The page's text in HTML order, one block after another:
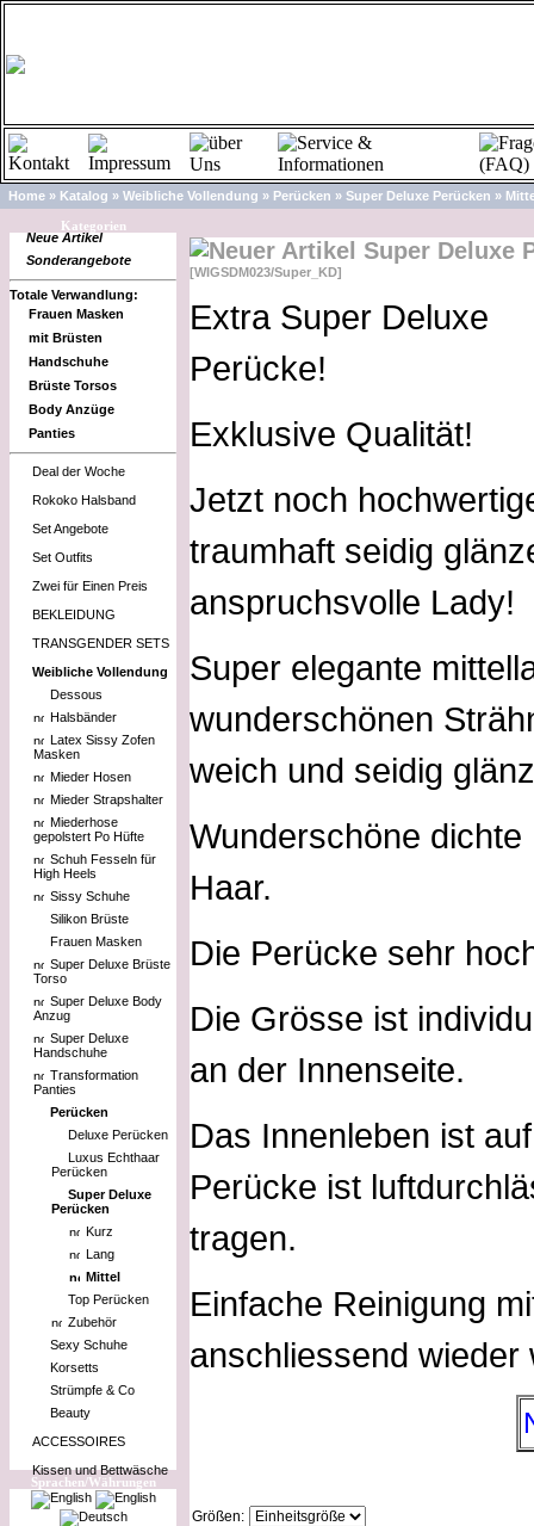
Home » Katalog » Weibliche Vollendung » Perücken » Super Deluxe Perücken »
Kategorien
Neue Artikel
Sonderangebote
Totale Verwandlung:
Frauen Masken
mit Brüsten
Handschuhe
Brüste Torsos
Body Anzüge
Panties
Deal der Woche
Rokoko Halsband
Set Angebote
Set Outfits
Zwei für Einen Preis
BEKLEIDUNG
TRANSGENDER SETS
Weibliche Vollendung
Dessous
Halsbänder
Latex Sissy Zofen
Masken
Mieder Hosen
Mieder Strapshalter
Miederhose
gepolstert Po Hüfte
Schuh Fesseln für
High Heels
Sissy Schuhe
Silikon Brüste
Frauen Masken
Super Deluxe Brüste
Torso
Super Deluxe Body
Anzug
Super Deluxe
Handschuhe
Transformation
Panties
Perücken
Deluxe Perücken
Luxus Echthaar
Perücken
Super Deluxe
Perücken
Kurz
Lang
Mittel
Top Perücken
Zubehör
Sexy Schuhe
Korsetts
Strümpfe & Co
Beauty
ACCESSOIRES
Kissen und Bettwäsche
Sprachen/Währungen
Super Deluxe
[WIGSDM023/Super_KD]
Extra Super Deluxe
Perücke!
Exklusive Qualität!
Jetzt noch
traumhaft seidig
anspruchsvolle Lady!
Super elegante
wunderschönen
weich und seidig
Wunderschöne
Haar.
Die Perücke sehr
Die Grösse ist
an der Innenseite.
Das Innenleben ist
Perücke ist
tragen.
Einfache Reinigung
anschliessend
Größen: